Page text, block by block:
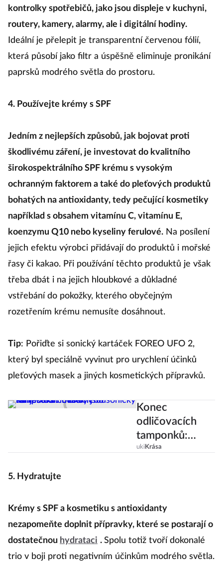
kontrolky spotřebičů, jako jsou displeje v kuchyni,
routery, kamery, alarmy, ale i digitální hodiny.
Ideální je přelepit je transparentní červenou fólií,
která působí jako filtr a úspěšně eliminuje pronikání
paprsků modrého světla do prostoru.
4. Používejte krémy s SPF
Jedním z nejlepších způsobů, jak bojovat proti
škodlivému záření, je investovat do kvalitního
širokospektrálního SPF krému s vysokým
ochranným faktorem a také do pleťových produktů
bohatých na antioxidanty, tedy pečující kosmetiky
například s obsahem vitamínu C, vitamínu E,
koenzymu Q10 nebo kyseliny ferulové. Na posílení
jejich efektu výrobci přidávají do produktů i mořské
řasy či kakao. Při používání těchto produktů je však
třeba dbát i na jejich hloubkové a důkladné
vstřebání do pokožky, kterého obyčejným
rozetřením krému nemusíte dosáhnout.
Tip: Pořiďte si sonický kartáček FOREO UFO 2,
který byl speciálně vyvinut pro urychlení účinků
pleťových masek a jiných kosmetických přípravků.
Konec
odličovacích
tamponků:
Trendy jsou
kartáček!
uki Krása
5. Hydratujte
Krémy s SPF a kosmetiku s antioxidanty
nezapomeňte doplnit přípravky, které se postarají o
dostatečnou hydrataci . Spolu totiž tvoří dokonalé
trio v boji proti negativním účinkům modrého světla.